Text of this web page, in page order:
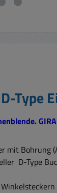
Type
Bohrung
D-Type